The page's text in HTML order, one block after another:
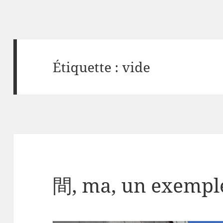
Étiquette :vide
間, ma, un